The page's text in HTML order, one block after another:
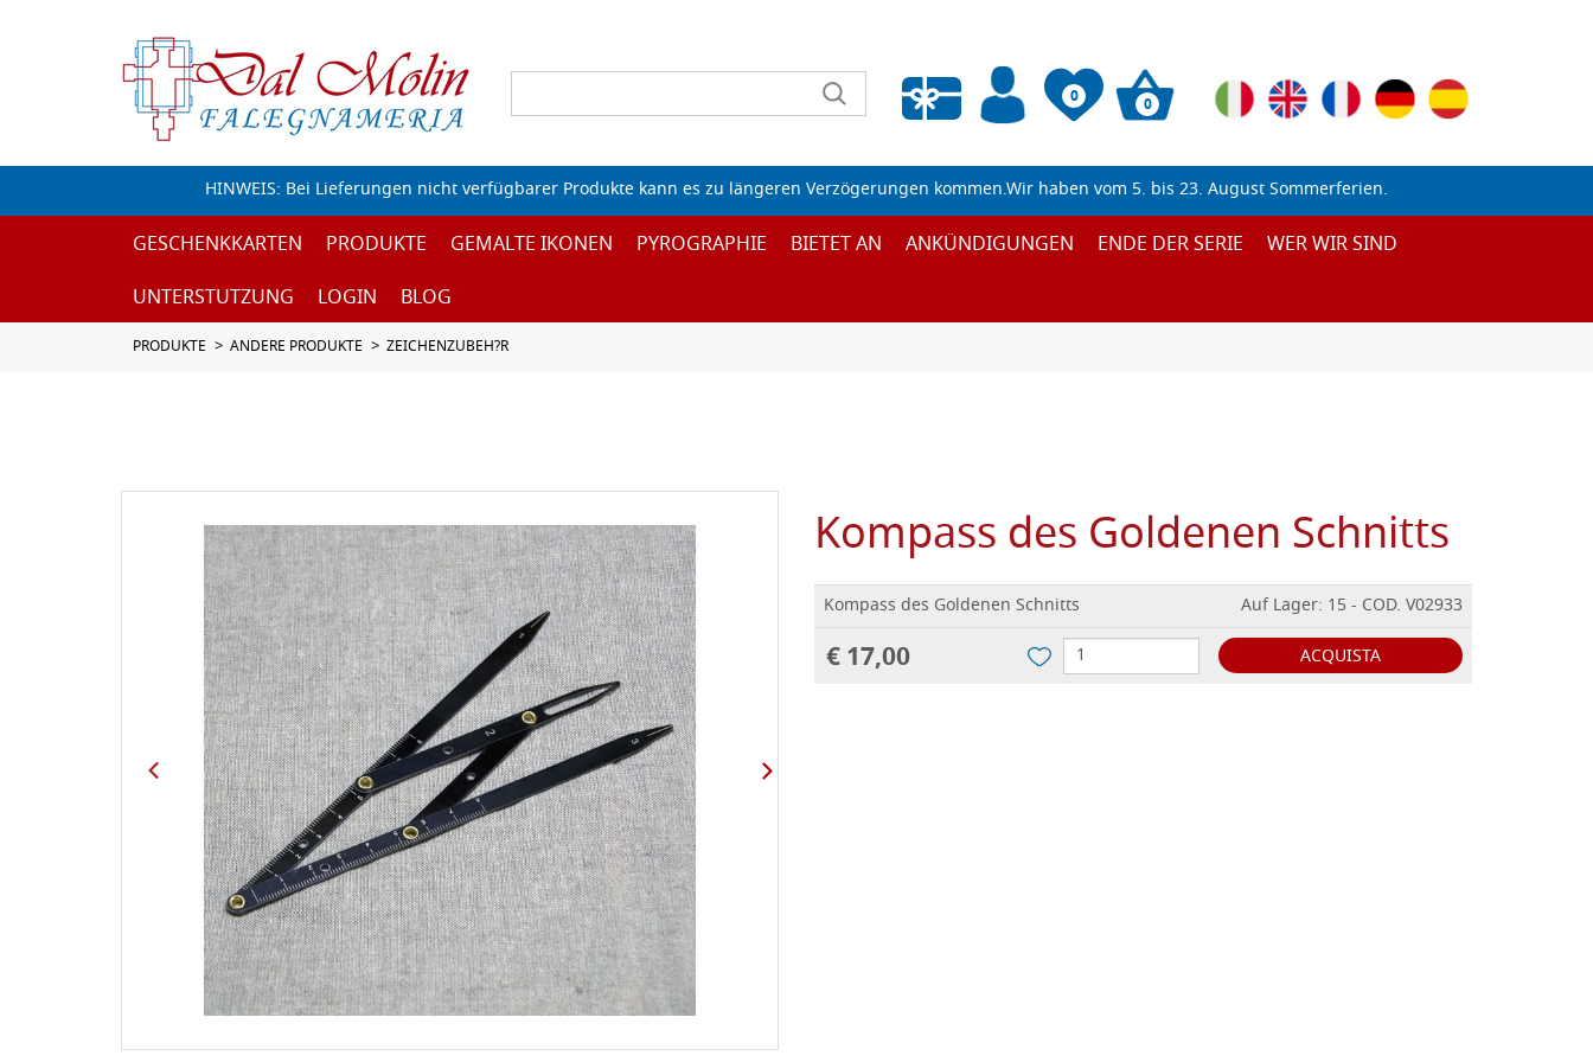
0
Wunschliste leeren
0
HINWEIS: Bei Lieferungen nicht verfügbarer Produkte kann es zu längeren Verzögerungen kommen.Wir haben vom 5. bis 23. August Sommerferien.
GESCHENKKARTEN PRODUKTE GEMALTE IKONEN PYROGRAPHIE BIETET AN ANKÜNDIGUNGEN ENDE DER SERIE
WER WIR SIND
UNTERSTUTZUNG
LOGIN BLOG
PRODUKTE ANDERE PRODUKTE ZEICHENZUBEH?R
Kompass des Goldenen Schnitts
Kompass des Goldenen Schnitts Auf Lager: 15 - COD. V02933
€ 17,00 ACQUISTA